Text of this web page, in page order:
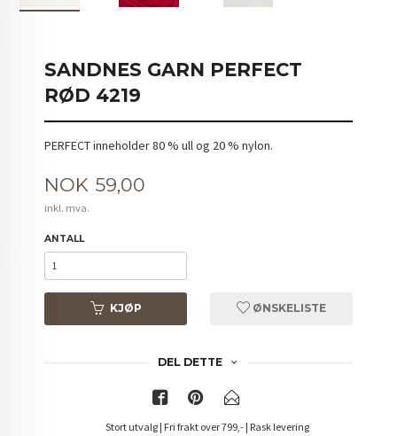
SANDNES GARN PERFECT
RØD 4219
PERFECT inneholder 80 % ull og 20 % nylon.
Pris
NOK 59,00
inkl. mva.
ANTALL
KJØP ØNSKELISTE
DEL DETTE
Stort utvalg | Fri frakt over 799,- | Rask levering